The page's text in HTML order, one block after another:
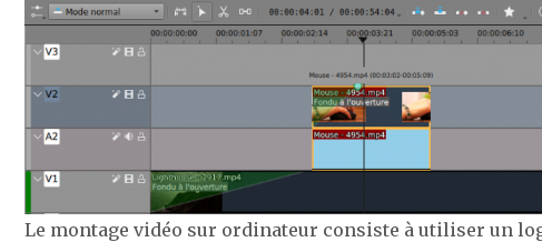
Le montage vidéo sur ordinateur consiste à utiliser un